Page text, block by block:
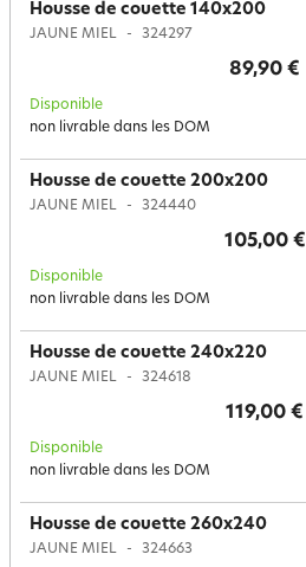
Housse de couette 140x200
JAUNE MIEL 324297
89,90 €
Disponible
non livrable dans les DOM
Housse de couette 200x200
JAUNE MIEL 324440
105,00 €
Disponible
non livrable dans les DOM
Housse de couette 240x220
JAUNE MIEL 324618
119,00 €
Disponible
non livrable dans les DOM
Housse de couette 260x240
JAUNE MIEL 324663